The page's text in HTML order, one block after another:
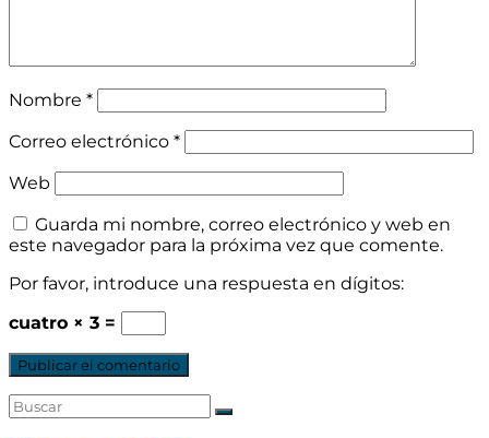
Nombre *
Correo electrónico *
Web
Guarda mi nombre, correo electrónico y web en
este navegador para la próxima vez que comente.
Por favor, introduce una respuesta en dígitos:
cuatro × 3 =